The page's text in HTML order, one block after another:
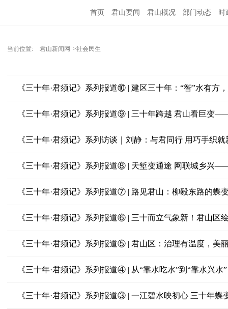
首页 君山要闻 君山概况 部门动态 时
当前位置: 君山新闻网 >社会民生
《三十年·君须记》系列报道⑩ | 建区三十年：“智”水有方
《三十年·君须记》系列报道⑨ | 三十年跨越 君山看巨变
《三十年·君须记》系列访谈｜刘静：与君同行 用巧手织就
《三十年·君须记》系列报道⑧ | 天堑变通途 网联城乡兴
《三十年·君须记》系列报道⑦ | 路见君山：柳毅东路的蝶
《三十年·君须记》系列报道⑥ | 三十而立气象新！君山区
《三十年·君须记》系列报道⑤ | 君山区：治理有温度，美
《三十年·君须记》系列报道④ | 从“靠水吃水”到“靠水兴
《三十年·君须记》系列报道③ | 一江碧水映初心 三十年蝶